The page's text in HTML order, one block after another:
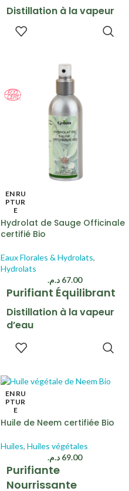
Distillation à la vapeur
d’eau
EN RU
PTUR
E
Hydrolat de Sauge Officinale
certifié Bio
Eaux Florales & Hydrolats,
Hydrolats
67.00 د.م.
Purifiant Équilibrant
Distillation à la vapeur
d’eau
Beauté Santé Bien-être
EN RU
PTUR
E
Huile de Neem certifiée Bio
Huiles, Huiles végétales
69.00 د.م.
Purifiante
Nourrissante